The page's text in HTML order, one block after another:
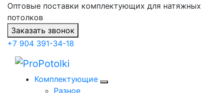
Оптовые поставки комплектующих для натяжных
потолков
Заказать звонок
+7 904 391-34-18
Комплектующие
Разное